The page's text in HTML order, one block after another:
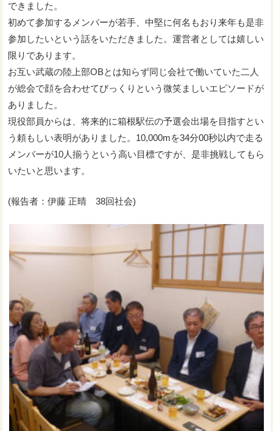
できました。
初めて参加するメンバーが若手、中堅に何名もおり来年も是非
参加したいという話をいただきました。運営者としては嬉しい
限りであります。
お互い武蔵の陸上部OBとは知らず同じ会社で働いていた二人
が総会で顔を合わせてびっくりという微笑ましいエピソードが
ありました。
現役部員からは、将来的に箱根駅伝の予選会出場を目指すとい
う頼もしい表明がありました。10,000mを34分00秒以内で走る
メンバーが10人揃うという高い目標ですが、是非挑戦してもら
いたいと思います。
(報告者：伊藤 正晴 38回社会)